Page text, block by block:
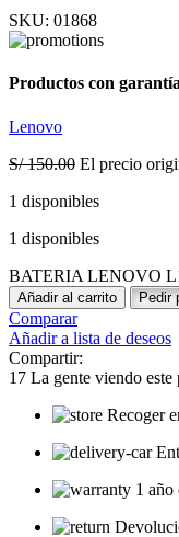
SKU: 01868
Productos con garantía
Lenovo
S/150.00 El precio
1 disponibles
1 disponibles
BATERIA LENOVO
Añadir al carrito Pedir
Comparar
Añadir a lista de deseos
Compartir:
17 La gente viendo este
Recoger
1 año